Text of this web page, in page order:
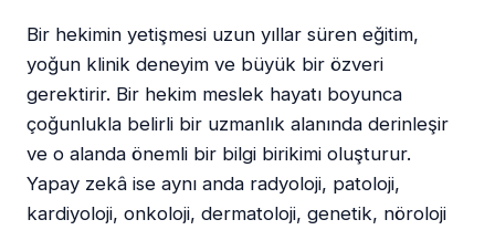
Bir hekimin yetişmesi uzun yıllar süren eğitim,
yoğun klinik deneyim ve büyük bir özveri
gerektirir. Bir hekim meslek hayatı boyunca
çoğunlukla belirli bir uzmanlık alanında derinleşir
ve o alanda önemli bir bilgi birikimi oluşturur.
Yapay zekâ ise aynı anda radyoloji, patoloji,
kardiyoloji, onkoloji, dermatoloji, genetik, nöroloji